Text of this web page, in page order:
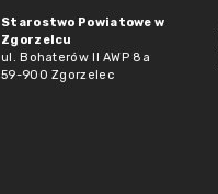
Starostwo Powiatowe w
Zgorzelcu
ul. Bohaterów II AWP 8a
59-900 Zgorzelec